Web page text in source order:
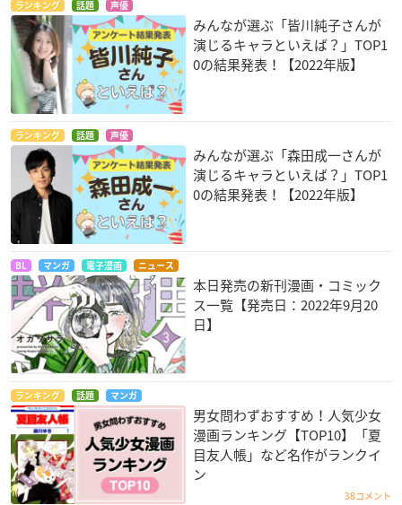
ランキング 話題 声優
みんなが選ぶ「皆川純子さんが
演じるキャラといえば？」TOP1
0の結果発表！【2022年版】
ランキング 話題 声優
みんなが選ぶ「森田成一さんが
演じるキャラといえば？」TOP1
0の結果発表！【2022年版】
BL マンガ 電子漫画 ニュース
本日発売の新刊漫画・コミック
ス一覧【発売日：2022年9月20
日】
ランキング 話題 マンガ
男女問わずおすすめ！人気少女
漫画ランキング【TOP10】「夏
目友人帳」など名作がランクイ
ン
38コメント